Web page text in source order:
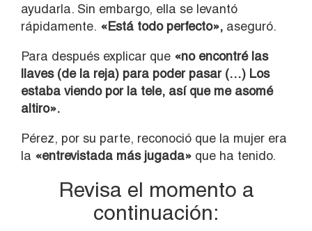
ayudarla. Sin embargo, ella se levantó
rápidamente. «Está todo perfecto», aseguró.
Para después explicar que «no encontré las
llaves (de la reja) para poder pasar (…) Los
estaba viendo por la tele, así que me asomé
altiro».
Pérez, por su parte, reconoció que la mujer era
la «entrevistada más jugada» que ha tenido.
Revisa el momento a
continuación: